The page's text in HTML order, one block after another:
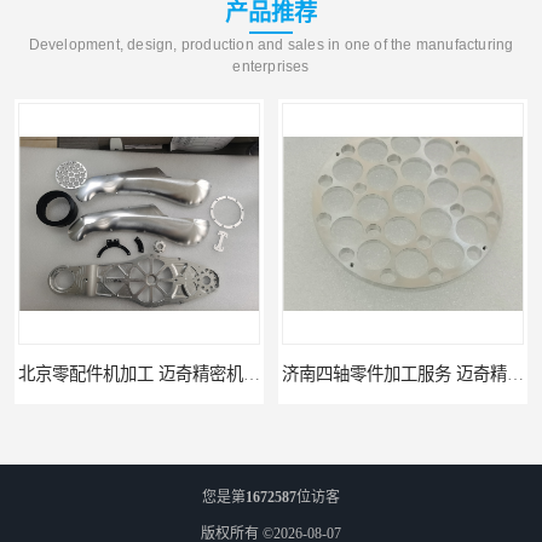
产品推荐
Development, design, production and sales in one of the manufacturing
enterprises
北京零配件机加工 迈奇精密机械 经验丰富 济南四轴零件加工服务 迈奇精密机械 批量订单可免费打样
您是第1672587位访客
版权所有 ©2026-08-07